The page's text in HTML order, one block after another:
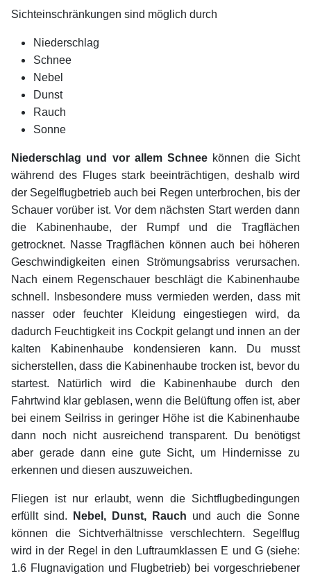
Sichteinschränkungen sind möglich durch
Niederschlag
Schnee
Nebel
Dunst
Rauch
Sonne
Niederschlag und vor allem Schnee können die Sicht
während des Fluges stark beeinträchtigen, deshalb wird
der Segelflugbetrieb auch bei Regen unterbrochen, bis der
Schauer vorüber ist. Vor dem nächsten Start werden dann
die Kabinenhaube, der Rumpf und die Tragflächen
getrocknet. Nasse Tragflächen können auch bei höheren
Geschwindigkeiten einen Strömungsabriss verursachen.
Nach einem Regenschauer beschlägt die Kabinenhaube
schnell. Insbesondere muss vermieden werden, dass mit
nasser oder feuchter Kleidung eingestiegen wird, da
dadurch Feuchtigkeit ins Cockpit gelangt und innen an der
kalten Kabinenhaube kondensieren kann. Du musst
sicherstellen, dass die Kabinenhaube trocken ist, bevor du
startest. Natürlich wird die Kabinenhaube durch den
Fahrtwind klar geblasen, wenn die Belüftung offen ist, aber
bei einem Seilriss in geringer Höhe ist die Kabinenhaube
dann noch nicht ausreichend transparent. Du benötigst
aber gerade dann eine gute Sicht, um Hindernisse zu
erkennen und diesen auszuweichen.
Fliegen ist nur erlaubt, wenn die Sichtflugbedingungen
erfüllt sind.
Nebel, Dunst, Rauch und auch die Sonne
können die Sichtverhältnisse verschlechtern. Segelflug
wird in der Regel in den Luftraumklassen E und G (siehe:
1.6 Flugnavigation und Flugbetrieb) bei vorgeschriebener